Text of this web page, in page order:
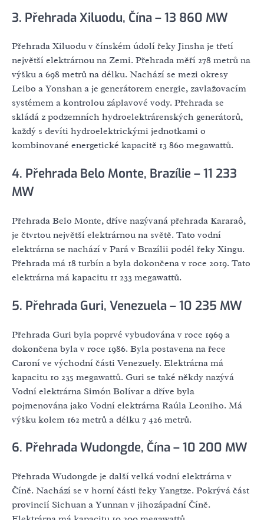
3. Přehrada Xiluodu, Čína – 13 860 MW
Přehrada Xiluodu v čínském údolí řeky Jinsha je třetí
největší elektrárnou na Zemi. Přehrada měří 278 metrů na
výšku a 698 metrů na délku. Nachází se mezi okresy
Leibo a Yonshan a je generátorem energie, zavlažovacím
systémem a kontrolou záplavové vody. Přehrada se
skládá z podzemních hydroelektrárenských generátorů,
každý s devíti hydroelektrickými jednotkami o
kombinované energetické kapacitě 13 860 megawattů.
4. Přehrada Belo Monte, Brazílie – 11 233
MW
Přehrada Belo Monte, dříve nazývaná přehrada Kararaô,
je čtvrtou největší elektrárnou na světě. Tato vodní
elektrárna se nachází v Pará v Brazílii podél řeky Xingu.
Přehrada má 18 turbín a byla dokončena v roce 2019. Tato
elektrárna má kapacitu 11 233 megawattů.
5. Přehrada Guri, Venezuela – 10 235 MW
Přehrada Guri byla poprvé vybudována v roce 1969 a
dokončena byla v roce 1986. Byla postavena na řece
Caroní ve východní části Venezuely. Elektrárna má
kapacitu 10 235 megawattů. Guri se také někdy nazývá
Vodní elektrárna Simón Bolívar a dříve byla
pojmenována jako Vodní elektrárna Raúla Leoniho. Má
výšku kolem 162 metrů a délku 7 426 metrů.
6. Přehrada Wudongde, Čína – 10 200 MW
Přehrada Wudongde je další velká vodní elektrárna v
Číně. Nachází se v horní části řeky Yangtze. Pokrývá část
provincií Sichuan a Yunnan v jihozápadní Číně.